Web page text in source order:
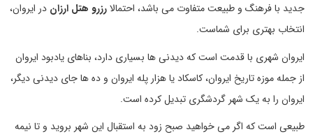
جدید با فرهنگ و طبیعت متفاوت می باشد، احتمالارزرو هتل ارزان در ایروان،
انتخاب بهتری برای شماست.
ایروان شهری با قدمت است که دیدنی ها بسیاری دارد، بناهای یادبود ایروان
از جمله موزه تاریخ ایروان، کاسکاد یا هزار پله ایروان و ده ها جای دیدنی دیگر،
ایروان را به یک شهر گردشگری تبدیل کرده است.
طبیعی است که اگر می خواهید صبح زود به استقبال این شهر بروید و تا نیمه